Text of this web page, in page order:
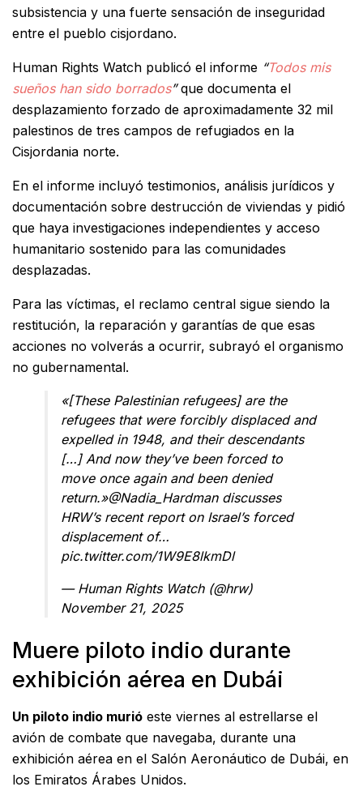
subsistencia y una fuerte sensación de inseguridad
entre el pueblo cisjordano.
Human Rights Watch publicó el informe “Todos mis
sueños han sido borrados”que documenta el
desplazamiento forzado de aproximadamente 32 mil
palestinos de tres campos de refugiados en la
Cisjordania norte.
En el informe incluyó testimonios, análisis jurídicos y
documentación sobre destrucción de viviendas y pidió
que haya investigaciones independientes y acceso
humanitario sostenido para las comunidades
desplazadas.
Para las víctimas, el reclamo central sigue siendo la
restitución, la reparación y garantías de que esas
acciones no volverás a ocurrir, subrayó el organismo
no gubernamental.
«[These Palestinian refugees] are the
refugees that were forcibly displaced and
expelled in 1948, and their descendants
[…] And now they’ve been forced to
move once again and been denied
return.»@Nadia_Hardmandiscusses
HRW’s recent report on Israel’s forced
displacement of…
pic.twitter.com/1W9E8lkmDl
— Human Rights Watch (@hrw)
November 21, 2025
Muere piloto indio durante
exhibición aérea en Dubái
Un piloto indio murió este viernes al estrellarse el
avión de combate que navegaba, durante una
exhibición aérea en el Salón Aeronáutico de Dubái, en
los Emiratos Árabes Unidos.